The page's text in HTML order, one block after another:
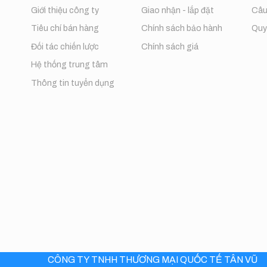
Giới thiệu công ty
Tiêu chí bán hàng
Đối tác chiến lược
Hệ thống trung tâm
Thông tin tuyển dụng
Giao nhận - lắp đặt
Chính sách bảo hành
Chính sách giá
CÔNG TY TNHH THƯƠNG MẠI QUỐC TẾ TÂN VŨ